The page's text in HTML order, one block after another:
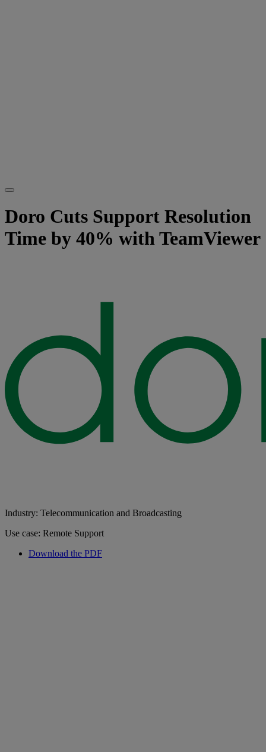
Doro Cuts Support Resolution
Time by 40% with TeamViewer
Industry: Telecommunication and Broadcasting
Use case: Remote Support
Download the PDF